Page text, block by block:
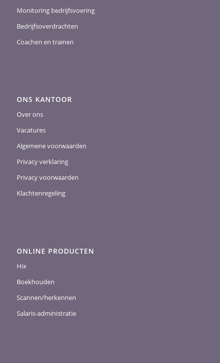
Monitoring bedrijfsvoering
Bedrijfsoverdrachten
Coachen en trainen
ONS KANTOOR
Over ons
Vacatures
Algemene voorwaarden
Privacy verklaring
Privacy voorwaarden
Klachtenregeling
ONLINE PRODUCTEN
Hix
Boekhouden
Scannen/herkennen
Salaris-administratie